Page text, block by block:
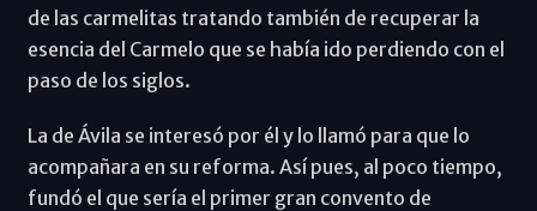
de las carmelitas tratando también de recuperar la
esencia del Carmelo que se había ido perdiendo con el
paso de los siglos.
La de Ávila se interesó por él y lo llamó para que lo
acompañara en su reforma. Así pues, al poco tiempo,
fundó el que sería el primer gran convento de